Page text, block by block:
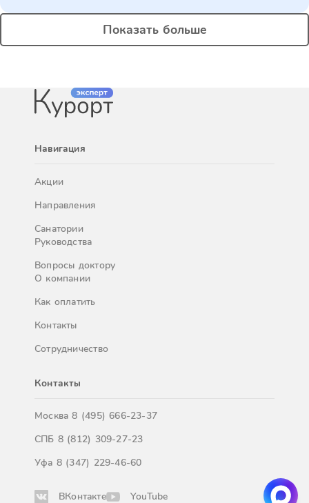
Показать больше
Навигация
Акции
Направления
Санатории
Руководства
Вопросы доктору
О компании
Как оплатить
Контакты
Сотрудничество
Контакты
Москва8 (495) 666-23-37
СПБ 8 (812) 309-27-23
Уфа 8 (347) 229-46-60
ВКонтакте YouTube